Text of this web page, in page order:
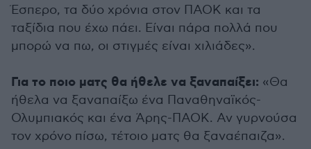
Έσπερο, τα δύο χρόνια στον ΠΑΟΚ και τα
ταξίδια που έχω πάει. Είναι πάρα πολλά που
μπορώ να πω, οι στιγμές είναι χιλιάδες».
Για το ποιο ματς θα ήθελε να ξαναπαίξει: «Θα
ήθελα να ξαναπαίξω ένα Παναθηναϊκός-
Ολυμπιακός και ένα Άρης-ΠΑΟΚ. Αν γυρνούσα
τον χρόνο πίσω, τέτοιο ματς θα ξαναέπαιζα».